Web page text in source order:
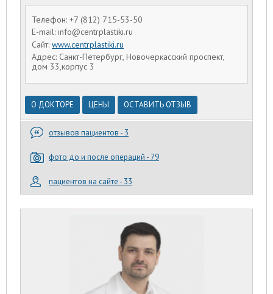
Телефон: +7 (812) 715-53-50
E-mail: info@centrplastiki.ru
Сайт: www.centrplastiki.ru
Адрес: Санкт-Петербург, Новочеркасский проспект,
дом 33,корпус 3
О ДОКТОРЕ ЦЕНЫ ОСТАВИТЬ ОТЗЫВ
отзывов пациентов - 3
фото до и после операций - 79
пациентов на сайте - 33